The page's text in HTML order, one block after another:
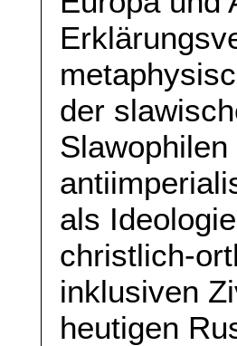
der
als
christlich-
inklusiven
heutigen